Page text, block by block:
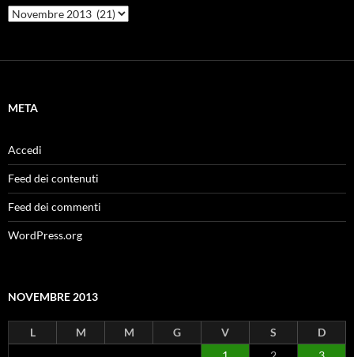
Archivi
META
Accedi
Feed dei contenuti
Feed dei commenti
WordPress.org
NOVEMBRE 2013
L M M G V S
D